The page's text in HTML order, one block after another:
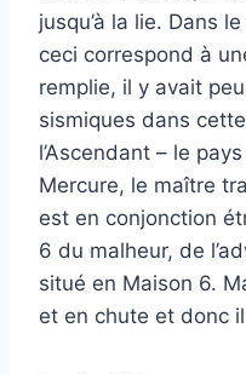
jusqu’à la lie. Dans
ceci correspond à
remplie, il y avait
sismiques dans
l’Ascendant – le
Mercure, le maître
est en conjonction
6 du malheur, de
situé en Maison 6.
et en chute et donc